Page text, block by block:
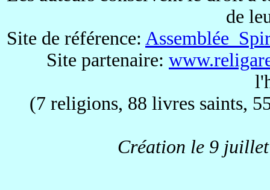
de
Site de référence: Assemblée
Site partenaire:
(7 religions, 88 livres saints,
Création le 9